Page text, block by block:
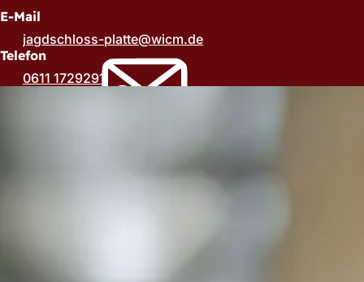
E-Mail
jagdschloss-platte
wicm de
Telefon
0611 1729291